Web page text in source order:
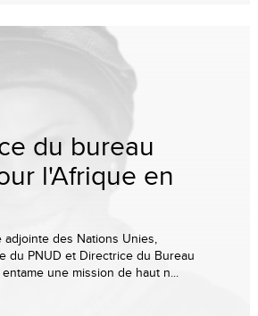
du bureau
l'Afrique en
adjointe des Nations Unies,
du PNUD et Directrice du Bureau
une mission de haut n...